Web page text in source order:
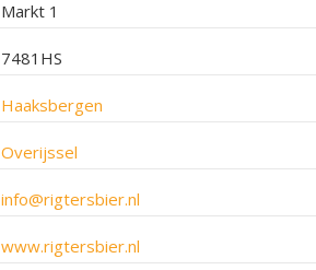
Markt 1
7481HS
Haaksbergen
Overijssel
info@rigtersbier.nl
www.rigtersbier.nl